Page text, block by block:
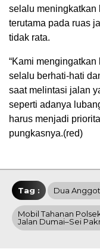
selalu meningkatkan
terutama pada ruas
tidak rata.
“Kami
selalu berhati-hati
saat melintasi jalan
seperti adanya
harus menjadi
pungkasnya.(red)
Tag : Dua
Mobil Tahanan
Jalan Dumai–Sei